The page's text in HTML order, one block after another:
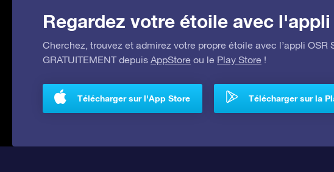
Regardez votre étoile avec
Cherchez, trouvez et admirez votre propre étoile avec l’appli OSR
GRATUITEMENT depuis AppStore ou le Play Store !
Télécharger sur l'App Store Télécharger sur la